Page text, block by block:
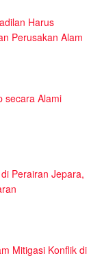
Harus
Perusakan Alam
secara Alami
Perairan Jepara,
Mitigasi Konflik di